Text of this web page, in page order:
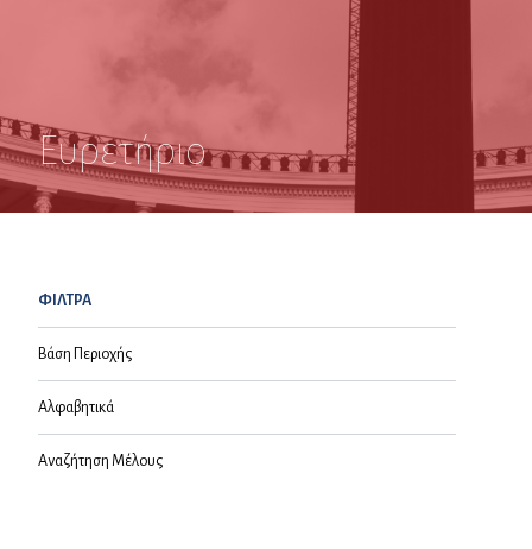
Ευρετήριο
ΦΙΛΤΡΑ
Βάση Περιοχής
Αλφαβητικά
Αναζήτηση Μέλους